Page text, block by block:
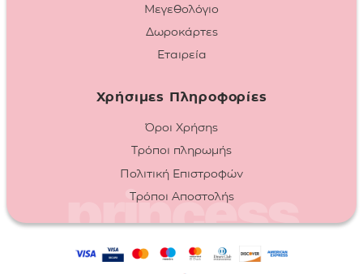
Μεγεθολόγιο
Δωροκάρτες
Εταιρεία
Χρήσιμες Πληροφορίες
Όροι Χρήσης
Τρόποι πληρωμής
Πολιτική Επιστροφών
Τρόποι Αποστολής